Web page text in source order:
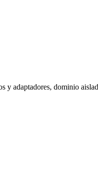
adaptadores, dominio